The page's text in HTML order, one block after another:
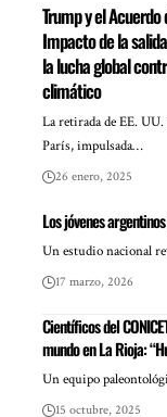
Trump y el Acuerdo
Impacto de la
la lucha global
climático
La retirada de EE.
París, impulsada…
26 enero, 2025
Los jóvenes
Un estudio nacional
17 marzo, 2026
Científicos del
mundo en La Rioja:
Un equipo
15 octubre, 2025